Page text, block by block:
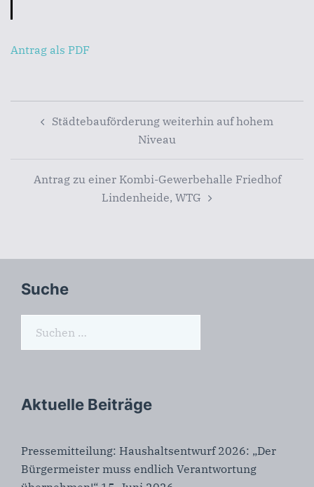
Antrag als PDF
Städtebauförderung weiterhin auf hohem
Niveau
Antrag zu einer Kombi-Gewerbehalle Friedhof
Lindenheide, WTG
Suche
nach:
Aktuelle Beiträge
Pressemitteilung: Haushaltsentwurf 2026: „Der
Bürgermeister muss endlich Verantwortung